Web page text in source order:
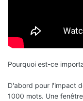
Pourquoi est-ce
D'abord pour l'impact
1000 mots. Une